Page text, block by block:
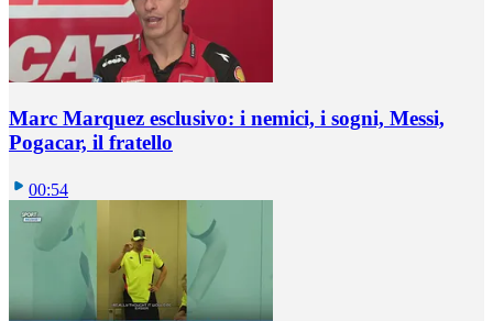
Marc Marquez esclusivo: i nemici, i sogni, Messi,
Pogacar, il fratello
00:54